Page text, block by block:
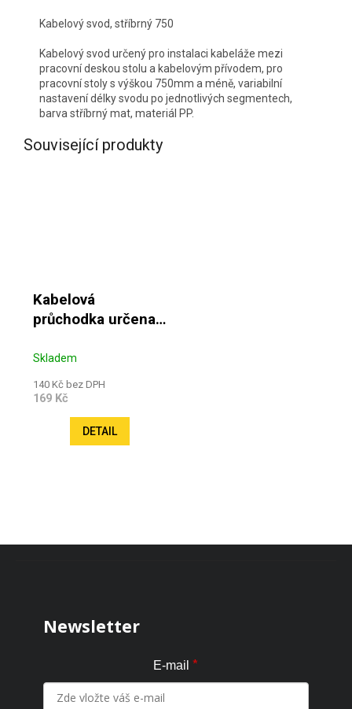
Kabelový svod, stříbrný 750
Kabelový svod určený pro instalaci kabeláže mezi
pracovní deskou stolu a kabelovým přívodem, pro
pracovní stoly s výškou 750mm a méně, variabilní
nastavení délky svodu po jednotlivých segmentech,
barva stříbrný mat, materiál PP.
Související produkty
Kabelová
průchodka určena
Skladem
140 Kč bez DPH
169 Kč
DETAIL
Newsletter
E-mail *